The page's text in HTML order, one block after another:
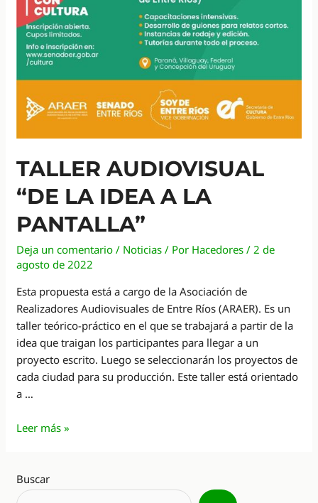
TALLER AUDIOVISUAL
“DE LA IDEA A LA
PANTALLA”
Deja un comentario / Noticias / Por Hacedores / 2 de
agosto de 2022
Esta propuesta está a cargo de la Asociación de
Realizadores Audiovisuales de Entre Ríos (ARAER). Es un
taller teórico-práctico en el que se trabajará a partir de la
idea que traigan los participantes para llegar a un
proyecto escrito. Luego se seleccionarán los proyectos de
cada ciudad para su producción. Este taller está orientado
a …
TALLER
LA
IDEA
Leer más »
Buscar